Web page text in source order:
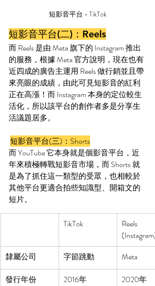
短影音平台 - TikTok
短影音平台(二)：Reels
而 Reels 是由 Meta 旗下的 Instagram 推出
的服務，根據 Meta 官方說明，現在也有
近四成的廣告主運用 Reels 做行銷並且帶
來亮眼的成績，由此可見短影音的紅利
正在高漲！而 Instagram 本身的定位較生
活化，所以該平台的創作者多是分享生
活議題居多。
短影音平台(三)：Shorts
而 YouTube 它本身就是個影音平台，近
年來積極轉戰短影音市場，而 Shorts 就
是為了抓住這一類型的受眾，也相較於
其他平台更適合拍些知識型、開箱文的
短片。
TikTok
Reels
(Instagram)
隸屬公司
字節跳動 Meta
發行年份 2016年 2020年